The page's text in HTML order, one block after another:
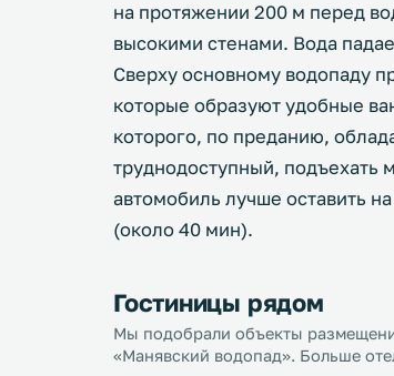
на протяжении 200 м перед
высокими стенами. Вода
Сверху основному водопаду
которые образуют удобные
которого, по преданию,
труднодоступный, подъехать
автомобиль лучше оставить
(около 40 мин).
Гостиницы рядом
Мы подобрали объекты
«Манявский водопад». Больше